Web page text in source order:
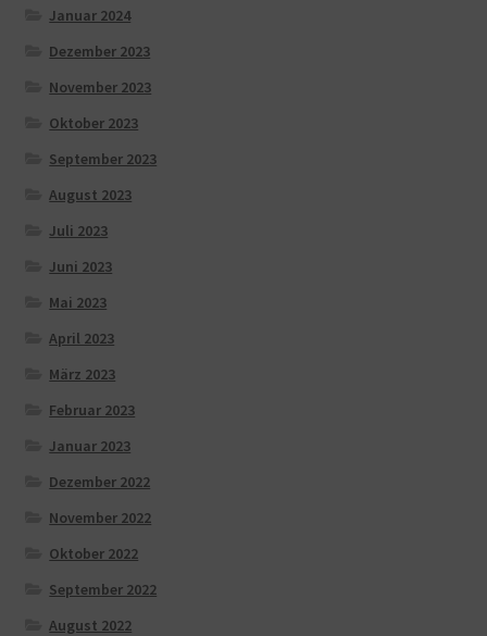
Januar 2024
Dezember 2023
November 2023
Oktober 2023
September 2023
August 2023
Juli 2023
Juni 2023
Mai 2023
April 2023
März 2023
Februar 2023
Januar 2023
Dezember 2022
November 2022
Oktober 2022
September 2022
August 2022